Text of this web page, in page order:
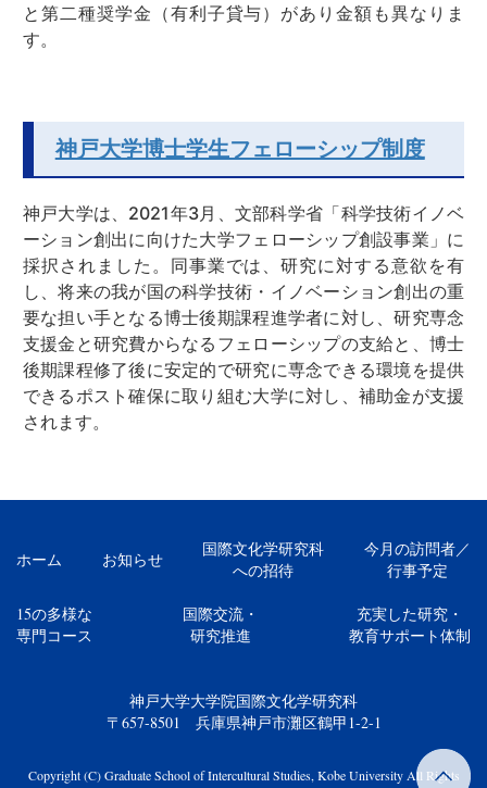
と第二種奨学金（有利子貸与）があり金額も異なりま
す。
神戸大学博士学生フェローシップ制度
神戸大学は、2021年3月、文部科学省「科学技術イノベ
ーション創出に向けた大学フェローシップ創設事業」に
採択されました。同事業では、研究に対する意欲を有
し、将来の我が国の科学技術・イノベーション創出の重
要な担い手となる博士後期課程進学者に対し、研究専念
支援金と研究費からなるフェローシップの支給と、博士
後期課程修了後に安定的で研究に専念できる環境を提供
できるポスト確保に取り組む大学に対し、補助金が支援
されます。
ホーム お知らせ
国際文化学研究科
への招待
今月の訪問者／
行事予定
15の多様な
専門コース
国際交流・
研究推進
充実した研究・
教育サポート体制
神戸大学大学院国際文化学研究科
〒657-8501 兵庫県神戸市灘区鶴甲1-2-1
Copyright (C) Graduate School of Intercultural Studies, Kobe University All Rights